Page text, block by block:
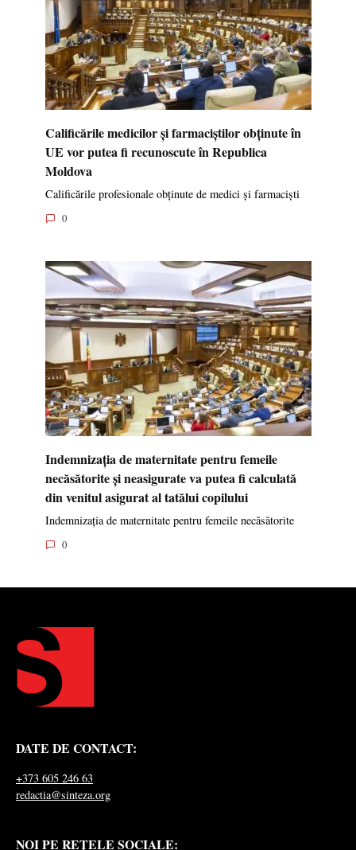
Calificările medicilor și farmaciștilor obținute în
UE vor putea fi recunoscute în Republica
Moldova
Calificările profesionale obținute de medici și farmaciști
0
Indemnizația de maternitate pentru femeile
necăsătorite și neasigurate va putea fi calculată
din venitul asigurat al tatălui copilului
Indemnizația de maternitate pentru femeile necăsătorite
0
DATE DE CONTACT:
+373 605 246 63
redactia@sinteza.org
NOI PE REȚELE SOCIALE: